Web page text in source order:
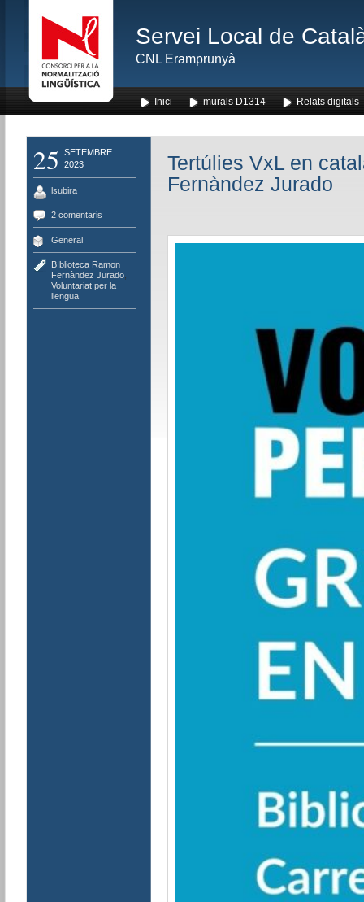
Servei Local de
CNL Eramprunyà
Inici murals D1314 Relats digitals
25
SETEMBRE
2023
lsubira
2 comentaris
General
BIblioteca Ramon
Fernàndez Jurado,
Voluntariat per la
llengua
Tertúlies VxL en
Fernàndez Jurado